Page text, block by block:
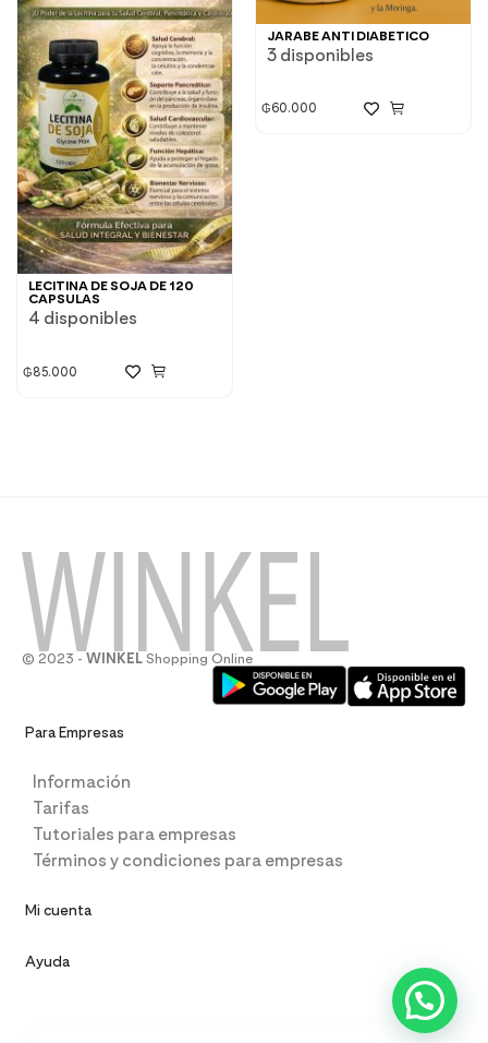
JARABE ANTI DIABETICO
3 disponibles
₲60.000
LECITINA DE SOJA DE 120
CAPSULAS
4 disponibles
₲85.000
© 2023 - WINKEL Shopping Online
Para Empresas
Información
Tarifas
Tutoriales para empresas
Términos y condiciones para empresas
Mi cuenta
Ayuda